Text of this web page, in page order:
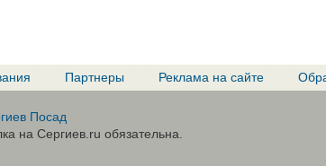
Партнеры Реклама на сайте
Посад
на Сергиев.ru обязательна.